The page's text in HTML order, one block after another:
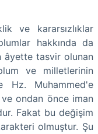
ve kararsızlıklar
hakkında da
âyette tasvir olunan
ve milletlerinin
Hz. Muhammed'e
ondan önce iman
Fakat bu değişim
olmuştur. Şu